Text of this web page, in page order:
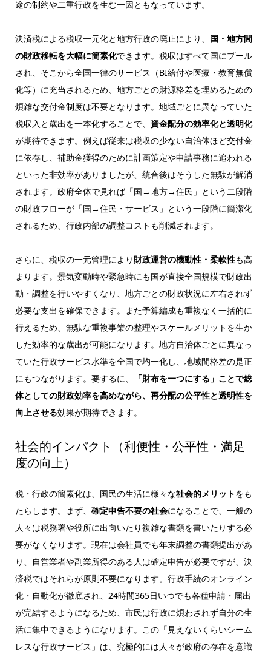
途の制約や二重行政を生む一因ともなっています。
決済税による税収一元化と地方行政の廃止により、 国・地方間
の財政移転を大幅に簡素化できます。税収はすべて国にプール
され、そこから全国一律のサービス（BI給付や医療・教育無償
化等）に充当されるため、地方ごとの財源格差を埋めるための
煩雑な交付金制度は不要となります。地域ごとに異なっていた
税収入と歳出を一本化することで、 資金配分の効率化と透明化
が期待できます。例えば従来は税収の少ない自治体ほど交付金
に依存し、補助金獲得のために計画策定や申請事務に追われる
といった非効率がありましたが、統合後はそうした無駄が解消
されます。政府全体で見れば「国→地方→住民」という二段階
の財政フローが「国→住民・サービス」という一段階に簡潔化
されるため、行政内部の調整コストも削減されます。
さらに、税収の一元管理により 財政運営の機動性・柔軟性も高
まります。景気変動時や緊急時にも国が直接全国規模で財政出
動・調整を行いやすくなり、地方ごとの財政状況に左右されず
必要な支出を確保できます。また予算編成も重複なく一括的に
行えるため、無駄な重複事業の整理やスケールメリットを生か
した効率的な歳出が可能になります。地方自治体ごとに異なっ
ていた行政サービス水準を全国で均一化し、地域間格差の是正
にもつながります。要するに、
「財布を一つにする」ことで総
体としての財政効率を高めながら、再分配の公平性と透明性を
向上させる効果が期待できます。
社会的インパクト（利便性・公平性・満足
度の向上）
税・行政の簡素化は、国民の生活に様々な社会的メリットをも
たらします。まず、 確定申告不要の社会になることで、一般の
人々は税務署や役所に出向いたり複雑な書類を書いたりする必
要がなくなります。現在は会社員でも年末調整の書類提出があ
り、自営業者や副業所得のある人は確定申告が必要ですが、決
済税ではそれらが原則不要になります。行政手続のオンライン
化・自動化が徹底され、24時間365日いつでも各種申請・届出
が完結するようになるため、市民は行政に煩わされず自分の生
活に集中できるようになります。この「見えないくらいシーム
レスな行政サービス」は、究極的には人々が政府の存在を意識